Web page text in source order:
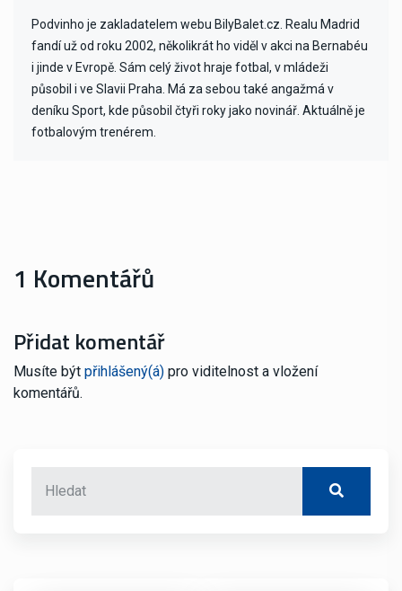
Podvinho je zakladatelem webu BilyBalet.cz. Realu Madrid
fandí už od roku 2002, několikrát ho viděl v akci na Bernabéu
i jinde v Evropě. Sám celý život hraje fotbal, v mládeži
působil i ve Slavii Praha. Má za sebou také angažmá v
deníku Sport, kde působil čtyři roky jako novinář. Aktuálně je
fotbalovým trenérem.
1 Komentářů
Přidat komentář
Musíte být přihlášený(á) pro viditelnost a vložení
komentářů.